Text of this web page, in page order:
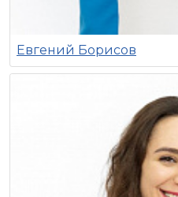
Евгений Борисов